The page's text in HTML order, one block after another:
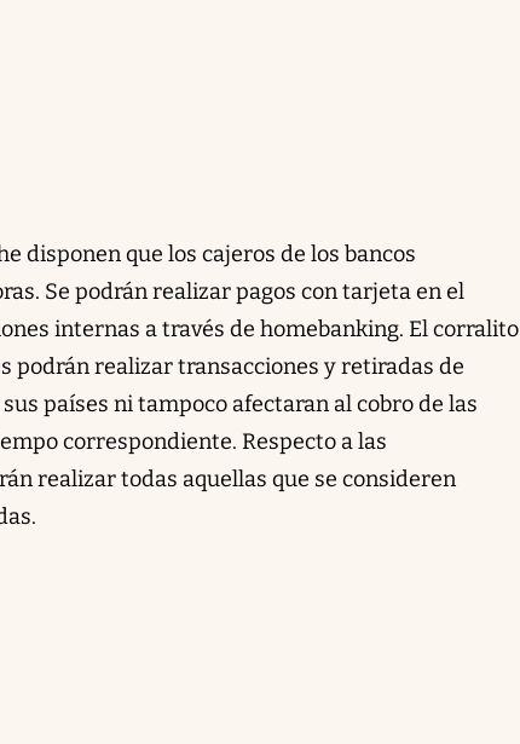
disponen que los cajeros de los bancos
Se podrán realizar pagos con tarjeta en el
internas a través de homebanking. El corralito
podrán realizar transacciones y retiradas de
países ni tampoco afectaran al cobro de las
correspondiente. Respecto a las
realizar todas aquellas que se consideren